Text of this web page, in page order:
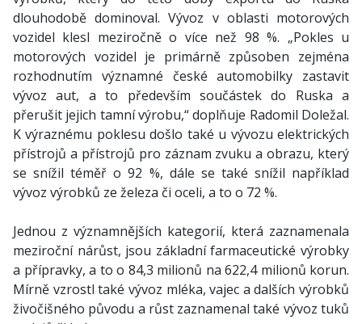
dlouhodobě dominoval. Vývoz v oblasti motorových
vozidel klesl meziročně o více než 98 %. „Pokles u
motorových vozidel je primárně způsoben zejména
rozhodnutím významné české automobilky zastavit
vývoz aut, a to především součástek do Ruska a
přerušit jejich tamní výrobu,“ doplňuje Radomil Doležal.
K výraznému poklesu došlo také u vývozu elektrických
přístrojů a přístrojů pro záznam zvuku a obrazu, který
se snížil téměř o 92 %, dále se také snížil například
vývoz výrobků ze železa či oceli, a to o 72 %.
Jednou z významnějších kategorií, která zaznamenala
meziroční nárůst, jsou základní farmaceutické výrobky
a přípravky, a to o 84,3 milionů na 622,4 milionů korun.
Mírně vzrostl také vývoz mléka, vajec a dalších výrobků
živočišného původu a růst zaznamenal také vývoz tuků